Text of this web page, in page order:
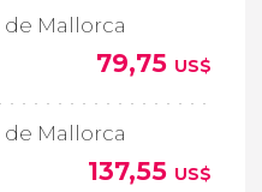
Mallorca
79,75 US$
Mallorca
137,55 US$